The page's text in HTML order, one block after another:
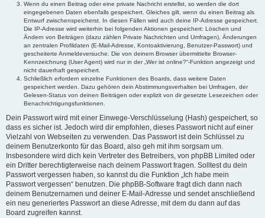
Wenn du einen Beitrag oder eine private Nachricht erstellst, so werden die dort
eingegebenen Daten ebenfalls gespeichert. Gleiches gilt, wenn du einen Beitrag als
Entwurf zwischenspeicherst. In diesen Fällen wird auch deine IP-Adresse gespeichert.
Die IP-Adresse wird weiterhin bei folgenden Aktionen gespeichert: Löschen und
Ändern von Beiträgen (dazu zählen Private Nachrichten und Umfragen), Änderungen
an zentralen Profildaten (E-Mail-Adresse, Kontoaktivierung, Benutzer-Passwort) und
gescheiterte Anmeldeversuche. Die von deinem Browser übermittelte Browser-
Kennzeichnung (User Agent) wird nur in der „Wer ist online?“-Funktion angezeigt und
nicht dauerhaft gespeichert.
Schließlich erfordern einzelne Funktionen des Boards, dass weitere Daten
gespeichert werden. Dazu gehören dein Abstimmungsverhalten bei Umfragen, der
Gelesen-Status von deinen Beiträgen oder explizit von dir gesetzte Lesezeichen oder
Benachrichtigungsfunktionen.
Dein Passwort wird mit einer Einwege-Verschlüsselung (Hash) gespeichert, so
dass es sicher ist. Jedoch wird dir empfohlen, dieses Passwort nicht auf einer
Vielzahl von Webseiten zu verwenden. Das Passwort ist dein Schlüssel zu
deinem Benutzerkonto für das Board, also geh mit ihm sorgsam um.
Insbesondere wird dich kein Vertreter des Betreibers, von phpBB Limited oder
ein Dritter berechtigterweise nach deinem Passwort fragen. Solltest du dein
Passwort vergessen haben, so kannst du die Funktion „Ich habe mein
Passwort vergessen“ benutzen. Die phpBB-Software fragt dich dann nach
deinem Benutzernamen und deiner E-Mail-Adresse und sendet anschließend
ein neu generiertes Passwort an diese Adresse, mit dem du dann auf das
Board zugreifen kannst.